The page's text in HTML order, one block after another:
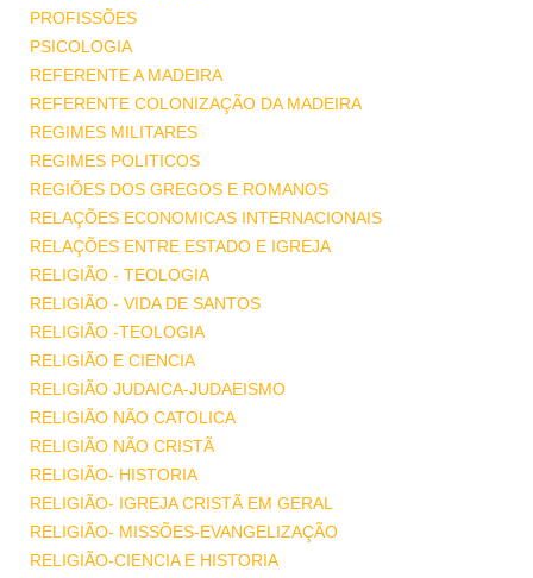
PROFISSÕES
PSICOLOGIA
REFERENTE A MADEIRA
REFERENTE COLONIZAÇÃO DA MADEIRA
REGIMES MILITARES
REGIMES POLITICOS
REGIÕES DOS GREGOS E ROMANOS
RELAÇÕES ECONOMICAS INTERNACIONAIS
RELAÇÕES ENTRE ESTADO E IGREJA
RELIGIÃO - TEOLOGIA
RELIGIÃO - VIDA DE SANTOS
RELIGIÃO -TEOLOGIA
RELIGIÃO E CIENCIA
RELIGIÃO JUDAICA-JUDAEISMO
RELIGIÃO NÃO CATOLICA
RELIGIÃO NÃO CRISTÃ
RELIGIÃO- HISTORIA
RELIGIÃO- IGREJA CRISTÃ EM GERAL
RELIGIÃO- MISSÕES-EVANGELIZAÇÃO
RELIGIÃO-CIENCIA E HISTORIA